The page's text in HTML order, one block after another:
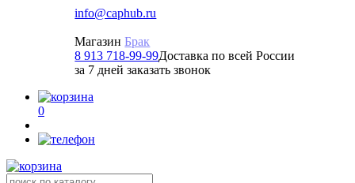
info@caphub.ru
Магазин Брак
8 913 718-99-99Доставка по всей России
за 7 дней заказать звонок
0